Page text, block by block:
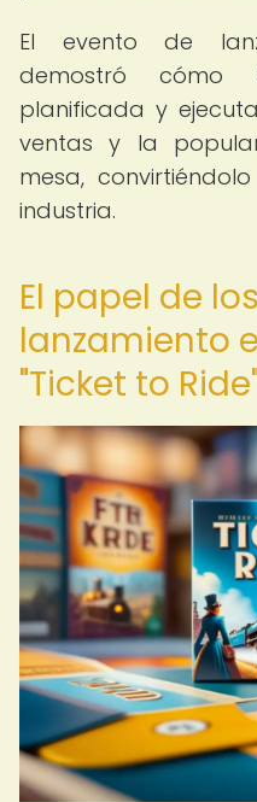
El evento de
demostró cómo
planificada y
ventas y la
mesa,
industria.
El papel de
lanzamiento
"Ticket to